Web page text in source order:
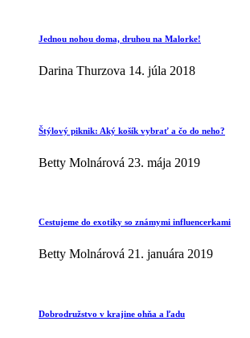
Jednou nohou doma, druhou na Malorke!
Darina Thurzova 14. júla 2018
Štýlový piknik: Aký košík vybrať a čo do neho?
Betty Molnárová 23. mája 2019
Cestujeme do exotiky so známymi influencerkami
Betty Molnárová 21. januára 2019
Dobrodružstvo v krajine ohňa a ľadu